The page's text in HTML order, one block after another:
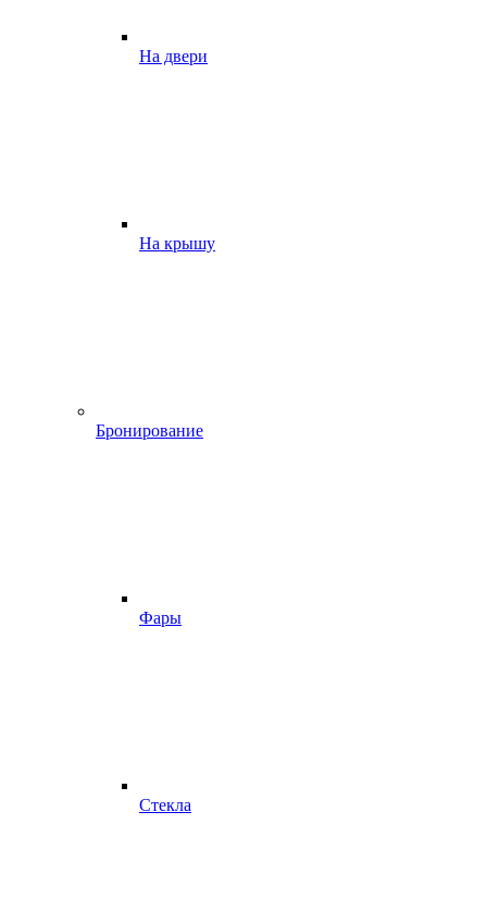
На двери
На крышу
Бронирование
Фары
Стекла